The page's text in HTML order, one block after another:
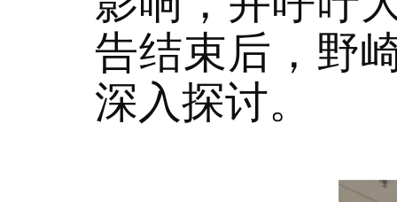
告结束后，野
深入探讨。